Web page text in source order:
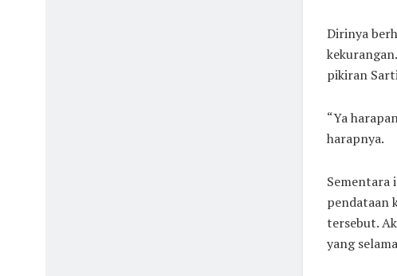
Dirinya
pikiran
“Ya
harapnya.
Sementara
pendataan
tersebut.
yang